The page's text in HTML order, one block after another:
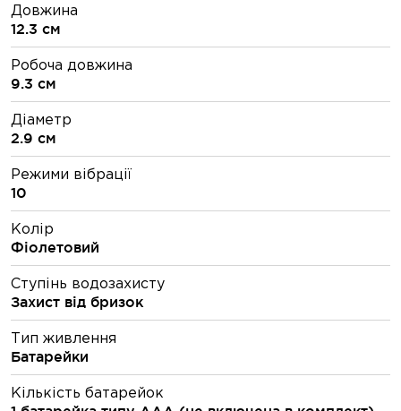
Довжина
12.3 см
Робоча довжина
9.3 см
Діаметр
2.9 см
Режими вібрації
10
Колір
Фіолетовий
Ступінь водозахисту
Захист від бризок
Тип живлення
Батарейки
Кількість батарейок